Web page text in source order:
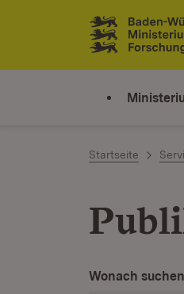
Zum Inhalt springen
Link zur
Startseite
Wonach